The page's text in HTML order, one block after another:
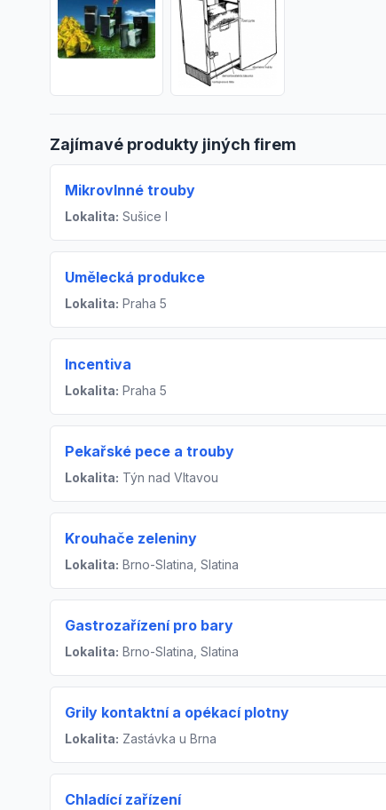
Zajímavé produkty jiných firem
Mikrovlnné trouby
Lokalita: Sušice I
Umělecká produkce
Lokalita: Praha 5
Incentiva
Lokalita: Praha 5
Pekařské pece a trouby
Lokalita: Týn nad Vltavou
Krouhače zeleniny
Lokalita: Brno-Slatina, Slatina
Gastrozařízení pro bary
Lokalita: Brno-Slatina, Slatina
Grily kontaktní a opékací plotny
Lokalita: Zastávka u Brna
Chladící zařízení